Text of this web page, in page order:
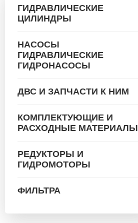
ГИДРАВЛИЧЕСКИЕ
ЦИЛИНДРЫ
НАСОСЫ
ГИДРАВЛИЧЕСКИЕ
ГИДРОНАСОСЫ
ДВС И ЗАПЧАСТИ К НИМ
КОМПЛЕКТУЮЩИЕ И
РАСХОДНЫЕ МАТЕРИАЛЫ
РЕДУКТОРЫ И
ГИДРОМОТОРЫ
ФИЛЬТРА